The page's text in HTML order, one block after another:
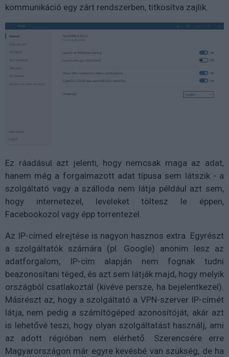
kommunikáció egy zárt rendszerben, titkosítva zajlik.
Ez ráadásul azt jelenti, hogy nemcsak maga az adat,
hanem még a forgalmazott adat típusa sem látszik - a
szolgáltató vagy a szálloda nem látja például azt sem,
hogy internetezel, leveleket töltesz le éppen,
Facebookozol vagy épp torrentezel.
Az IP-címed elrejtése is nagyon hasznos extra. Egyrészt
a szolgáltatók számára (pl. Google) anonim lesz az
adatforgalom, IP-cím alapján nem fognak tudni
beazonosítani téged, és azt sem látják majd, hogy melyik
országból csatlakoztál (kivéve persze, ha bejelentkezel).
Másrészt az, hogy a szolgáltató a VPN-szerver IP-címét
látja, nem pedig a számítógéped azonosítóját, akár azt
is lehetővé teszi, hogy olyan szolgáltatást használj, ami
az adott régióban nem elérhető. Szerencsére erre
Magyarországon már egyre kevésbé van szükség, de ha